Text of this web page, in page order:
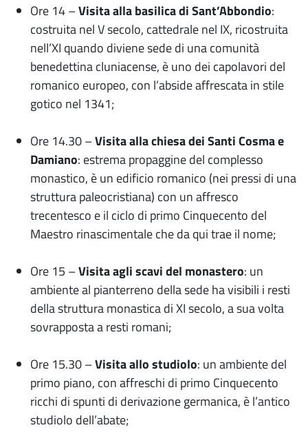
Ore 14 –Visita alla basilica di Sant’Abbondio:
costruita nel V secolo, cattedrale nel IX, ricostruita
nell’XI quando diviene sede di una comunità
benedettina cluniacense, è uno dei capolavori del
romanico europeo, con l’abside affrescata in stile
gotico nel 1341;
Ore 14.30 –Visita alla chiesa dei Santi Cosma e
Damiano: estrema propaggine del complesso
monastico, è un edificio romanico (nei pressi di una
struttura paleocristiana) con un affresco
trecentesco e il ciclo di primo Cinquecento del
Maestro rinascimentale che da qui trae il nome;
Ore 15 –Visita agli scavi del monastero: un
ambiente al pianterreno della sede ha visibili i resti
della struttura monastica di XI secolo, a sua volta
sovrapposta a resti romani;
Ore 15.30 –Visita allo studiolo: un ambiente del
primo piano, con affreschi di primo Cinquecento
ricchi di spunti di derivazione germanica, è l’antico
studiolo dell’abate;